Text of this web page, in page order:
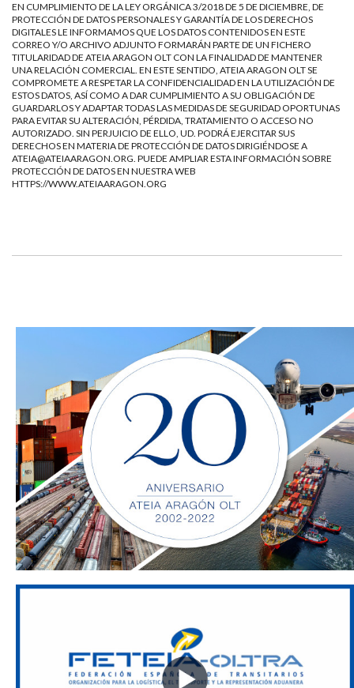
EN CUMPLIMIENTO DE LA LEY ORGÁNICA 3/2018 DE 5 DE DICIEMBRE, DE
PROTECCIÓN DE DATOS PERSONALES Y GARANTÍA DE LOS DERECHOS
DIGITALES LE INFORMAMOS QUE LOS DATOS CONTENIDOS EN ESTE
CORREO Y/O ARCHIVO ADJUNTO FORMARÁN PARTE DE UN FICHERO
TITULARIDAD DE ATEIA ARAGON OLT CON LA FINALIDAD DE MANTENER
UNA RELACIÓN COMERCIAL. EN ESTE SENTIDO, ATEIA ARAGON OLT SE
COMPROMETE A RESPETAR LA CONFIDENCIALIDAD EN LA UTILIZACIÓN DE
ESTOS DATOS, ASÍ COMO A DAR CUMPLIMIENTO A SU OBLIGACIÓN DE
GUARDARLOS Y ADAPTAR TODAS LAS MEDIDAS DE SEGURIDAD OPORTUNAS
PARA EVITAR SU ALTERACIÓN, PÉRDIDA, TRATAMIENTO O ACCESO NO
AUTORIZADO. SIN PERJUICIO DE ELLO, UD. PODRÁ EJERCITAR SUS
DERECHOS EN MATERIA DE PROTECCIÓN DE DATOS DIRIGIÉNDOSE A
ATEIA@ATEIAARAGON.ORG. PUEDE AMPLIAR ESTA INFORMACIÓN SOBRE
PROTECCIÓN DE DATOS EN NUESTRA WEB
HTTPS://WWW.ATEIAARAGON.ORG